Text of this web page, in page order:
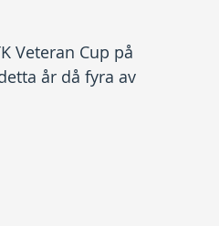
Veteran Cup på
år då fyra av